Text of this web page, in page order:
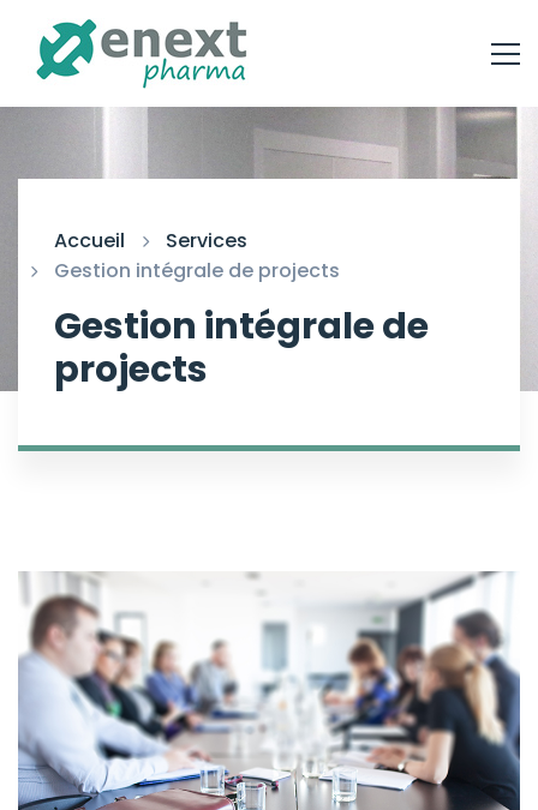
Accueil
Services
Gestion intégrale de projects
Gestion intégrale de
projects